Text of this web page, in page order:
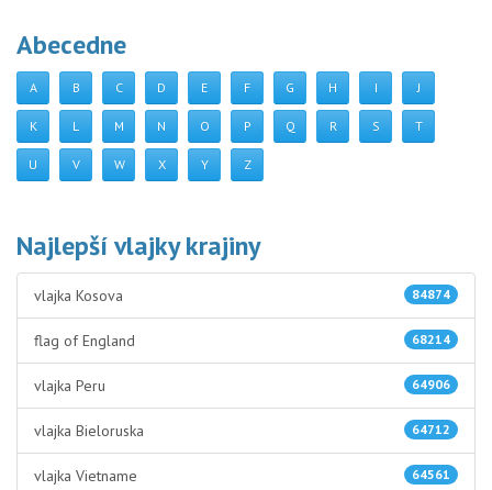
Abecedne
A B C D E F G H I J
K L M N O P Q R S T
U V W X Y Z
Najlepší vlajky krajiny
84874
vlajka Kosova
68214
flag of England
64906
vlajka Peru
64712
vlajka Bieloruska
64561
vlajka Vietname